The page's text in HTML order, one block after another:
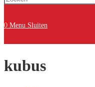
site
0 Menu Sluiten
kubus